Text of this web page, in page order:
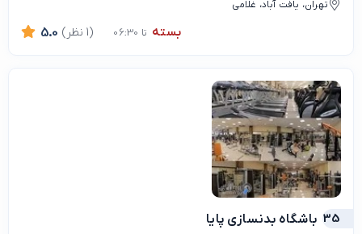
تهران، یافت آباد، غلامی
بسته تا 06:30 5.0 (1 نظر)
35 باشگاه بدنسازی پایا